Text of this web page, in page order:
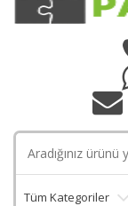
Tüm Kategoriler